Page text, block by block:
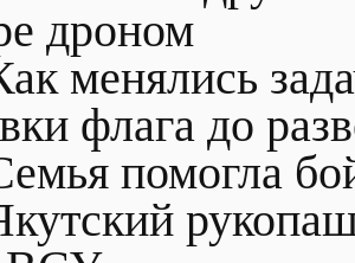
дроном
менялись
флага до
помогла